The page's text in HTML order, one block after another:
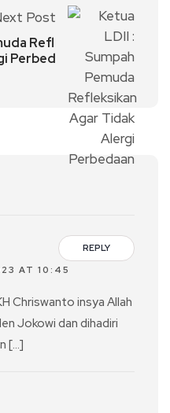
Post
Refl
Perbed
REPLY
AT 10:45
Chriswanto insya Allah
Jokowi dan dihadiri
[…]